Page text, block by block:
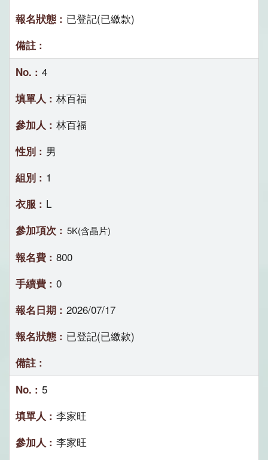
已登記(已繳款)
4
林百福
林百福
男
1
L
5K(含晶片)
800
0
2026/07/17
已登記(已繳款)
5
李家旺
李家旺